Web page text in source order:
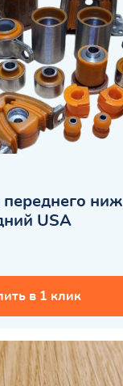
USA
в 1 клик